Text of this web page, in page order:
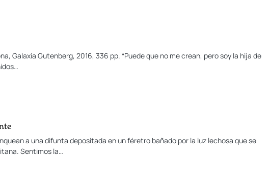
Galaxia Gutenberg, 2016, 336 pp. “Puede que no me crean, pero soy la hija de
a una difunta depositada en un féretro bañado por la luz lechosa que se
Sentimos la…